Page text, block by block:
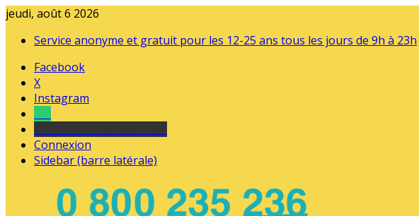
jeudi, août 6 2026
Service anonyme et gratuit pour les 12-25 ans tous les jours de 9h à 23h
Facebook
X
Instagram
Connexion
Sidebar (barre latérale)